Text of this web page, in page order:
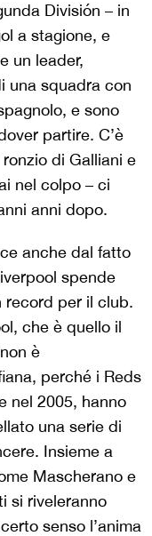
División – in
a stagione, e
un leader,
una squadra con
e sono
partire. C’è
di Galliani e
nel colpo – ci
anni dopo.
anche dal fatto
spende
record per il club.
che è quello il
è
perché i Reds
nel 2005, hanno
una serie di
Insieme a
Mascherano e
si riveleranno
senso l’anima